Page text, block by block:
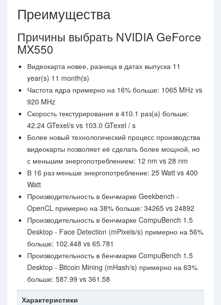
Преимущества
Причины выбрать NVIDIA GeForce
MX550
Видеокарта новее, разница в датах выпуска 11
year(s) 11 month(s)
Частота ядра примерно на 16% больше: 1065 MHz vs
920 MHz
Скорость текстурирования в 410.1 раз(а) больше:
42.24 GTexel/s vs 103.0 GTexel / s
Более новый технологический процесс производства
видеокарты позволяет её сделать более мощной, но
с меньшим энергопотреблением: 12 nm vs 28 nm
В 16 раз меньше энергопотребление: 25 Watt vs 400
Watt
Производительность в бенчмарке Geekbench -
OpenCL примерно на 38% больше: 34265 vs 24892
Производительность в бенчмарке CompuBench 1.5
Desktop - Face Detection (mPixels/s) примерно на 56%
больше: 102.448 vs 65.781
Производительность в бенчмарке CompuBench 1.5
Desktop - Bitcoin Mining (mHash/s) примерно на 63%
больше: 587.99 vs 361.58
Характеристики